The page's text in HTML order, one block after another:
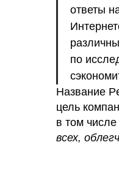
ответы
по
Название
цель
в том
всех,